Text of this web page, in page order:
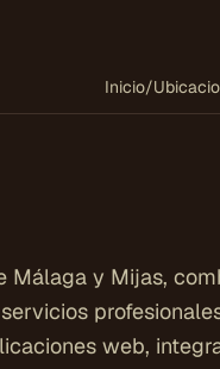
Inicio/
Málaga y Mijas,
web,